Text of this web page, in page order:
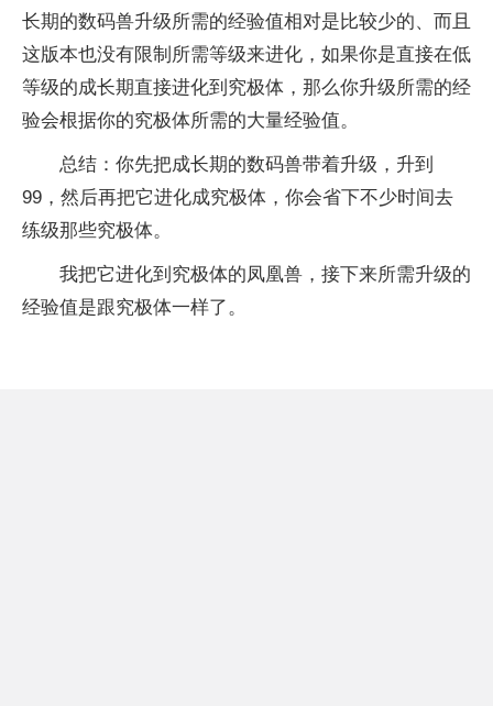
长期的数码兽升级所需的经验值相对是比较少的、而且
这版本也没有限制所需等级来进化，如果你是直接在低
等级的成长期直接进化到究极体，那么你升级所需的经
验会根据你的究极体所需的大量经验值。
总结：你先把成长期的数码兽带着升级，升到
99，然后再把它进化成究极体，你会省下不少时间去
练级那些究极体。
我把它进化到究极体的凤凰兽，接下来所需升级的
经验值是跟究极体一样了。